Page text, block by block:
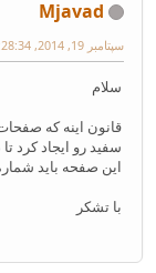
Mjavad
سپتامبر 19, 2014, 11:28:34 قبل از ظهر
سلام
قانون اینه که
سفید رو ایجاد کرد
این صفحه باید
با تشکر